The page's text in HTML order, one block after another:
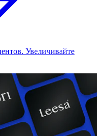
Увеличивайте